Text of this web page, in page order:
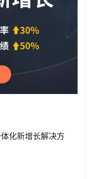
化新增长解决方